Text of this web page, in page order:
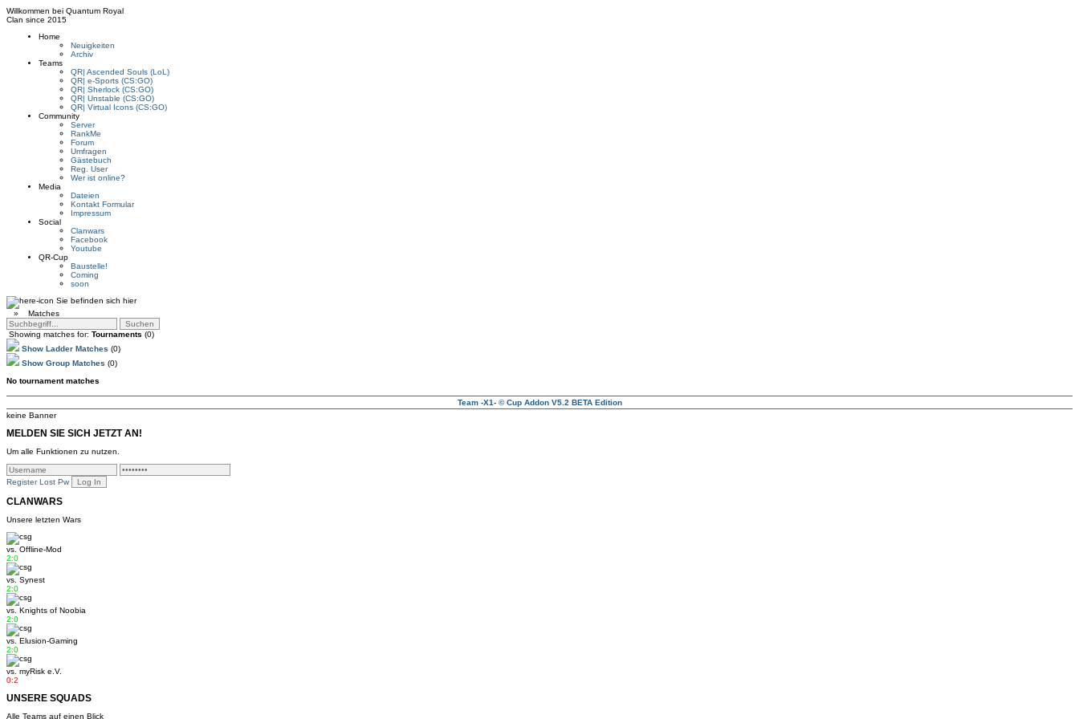
Willkommen bei Quantum Royal
Clan since 2015
Home
Neuigkeiten
Archiv
Teams
QR| Ascended Souls (LoL)
QR| e-Sports (CS:GO)
QR| Sherlock (CS:GO)
QR| Unstable (CS:GO)
QR| Virtual Icons (CS:GO)
Community
Server
RankMe
Forum
Umfragen
Gästebuch
Reg. User
Wer ist online?
Media
Dateien
Kontakt Formular
Impressum
Social
Clanwars
Facebook
Youtube
QR-Cup
Baustelle!
Coming
soon
Sie befinden sich hier
» Matches
Showing matches for: Tournaments (0)
Show Ladder Matches (0)
Show Group Matches (0)
No tournament matches
Team -X1- © Cup Addon V5.2 BETA Edition
keine Banner
MELDEN SIE SICH JETZT AN!
Um alle Funktionen zu nutzen.
Register Lost Pw
CLANWARS
Unsere letzten Wars
vs. Offline-Mod
2:0
vs. Synest
2:0
vs. Knights of Noobia
2:0
vs. Elusion-Gaming
2:0
vs. myRisk e.V.
0:2
UNSERE SQUADS
Alle Teams auf einen Blick